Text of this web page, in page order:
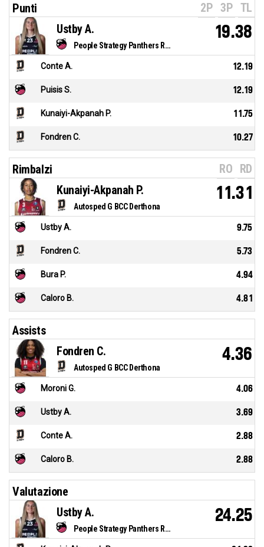
Punti 2P 3P TL
People Strategy Panthers Roseto
Ustby A. 19.38
Conte A. 12.19
Puisis S. 12.19
Kunaiyi-Akpanah P. 11.75
Fondren C. 10.27
Rimbalzi RO RD
Autosped G BCC Derthona
Kunaiyi-Akpanah P. 11.31
Ustby A. 9.75
Fondren C. 5.73
Bura P. 4.94
Caloro B. 4.81
Assists
Autosped G BCC Derthona
Fondren C. 4.36
Moroni G. 4.06
Ustby A. 3.69
Conte A. 2.88
Caloro B. 2.88
Valutazione
People Strategy Panthers Roseto
Ustby A. 24.25